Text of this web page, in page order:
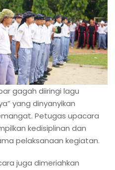
gagah diiringi lagu
yang dinyanyikan
Petugas upacara
kedisiplinan dan
pelaksanaan kegiatan.
juga dimeriahkan